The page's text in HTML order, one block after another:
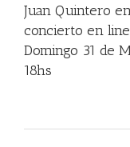
Juan Quintero
concierto en
Domingo 31 de
18hs